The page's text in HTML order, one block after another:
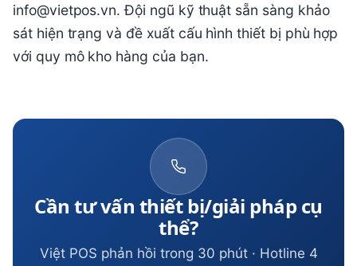
info@vietpos.vn. Đội ngũ kỹ thuật sẵn sàng khảo
sát hiện trạng và đề xuất cấu hình thiết bị phù hợp
với quy mô kho hàng của bạn.
Cần tư vấn thiết bị/giải pháp cụ
thể?
Việt POS phản hồi trong 30 phút · Hotline 4